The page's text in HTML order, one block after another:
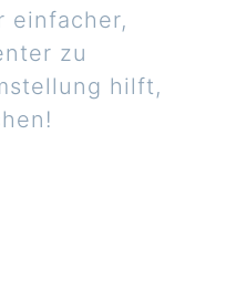
einfacher,
zu
hilft,